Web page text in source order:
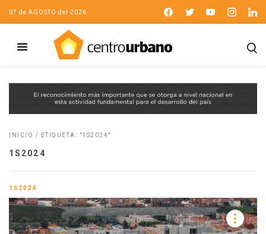
07 de AGOSTO del 2026
INICIO / ETIQUETA: "1S2024"
1S2024
1S2024